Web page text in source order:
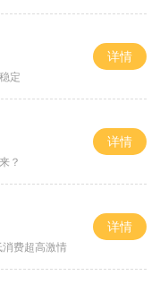
定
详情
？
详情
费超高激情
详情